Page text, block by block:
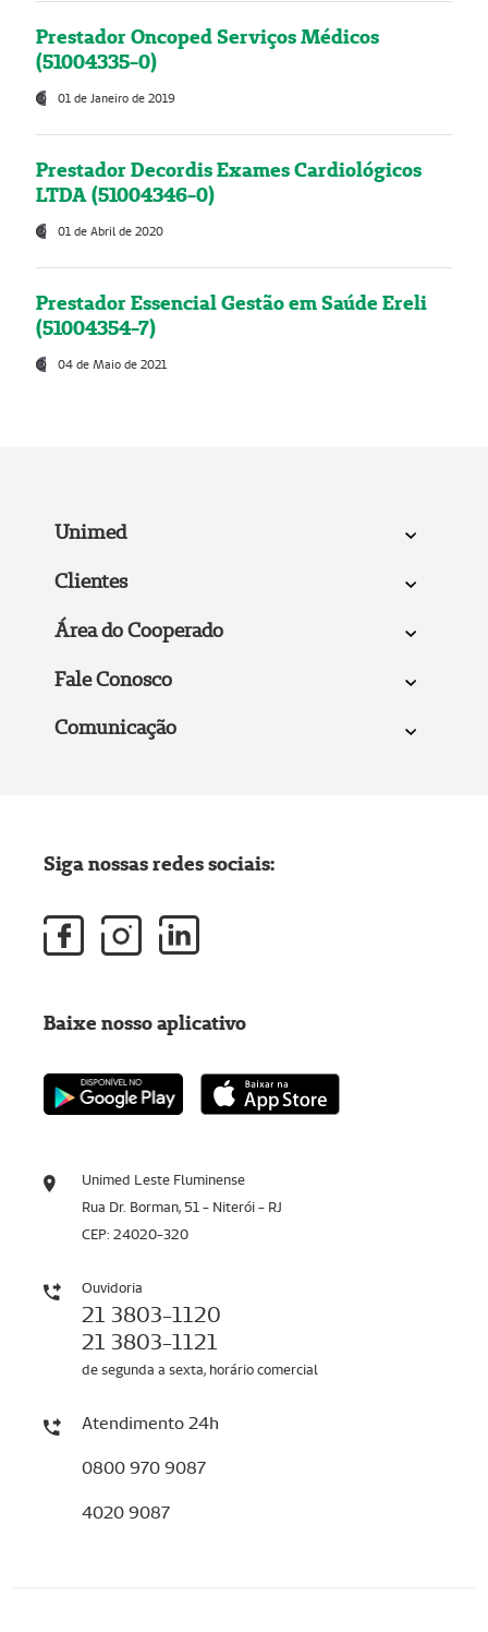
Prestador Oncoped Serviços Médicos
(51004335-0)
01 de Janeiro de 2019
Prestador Decordis Exames Cardiológicos
LTDA (51004346-0)
01 de Abril de 2020
Prestador Essencial Gestão em Saúde Ereli
(51004354-7)
04 de Maio de 2021
Unimed
Clientes
Área do Cooperado
Fale Conosco
Comunicação
Unimed Leste Fluminense
Rua Dr. Borman, 51 - Niterói - RJ
CEP: 24020-320
Ouvidoria
21 3803-1120
21 3803-1121
de segunda a sexta, horário comercial
Atendimento 24h
0800 970 9087
4020 9087
Siga nossas redes sociais:
Baixe nosso aplicativo